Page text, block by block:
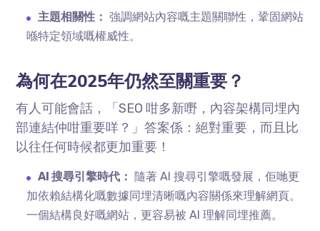
主題相關性： 強調網站內容嘅主題關聯性，鞏固網站
喺特定領域嘅權威性。
為何在2025年仍然至關重要？
有人可能會話，「SEO 咁多新嘢，內容架構同埋內
部連結仲咁重要咩？」答案係：絕對重要，而且比
以往任何時候都更加重要！
AI 搜尋引擎時代： 隨著 AI 搜尋引擎嘅發展，佢哋更
加依賴結構化嘅數據同埋清晰嘅內容關係來理解網頁。
一個結構良好嘅網站，更容易被 AI 理解同埋推薦。